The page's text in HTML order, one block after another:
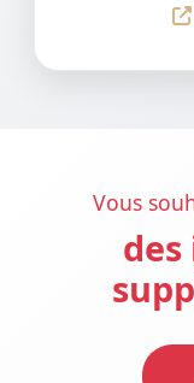
Vous